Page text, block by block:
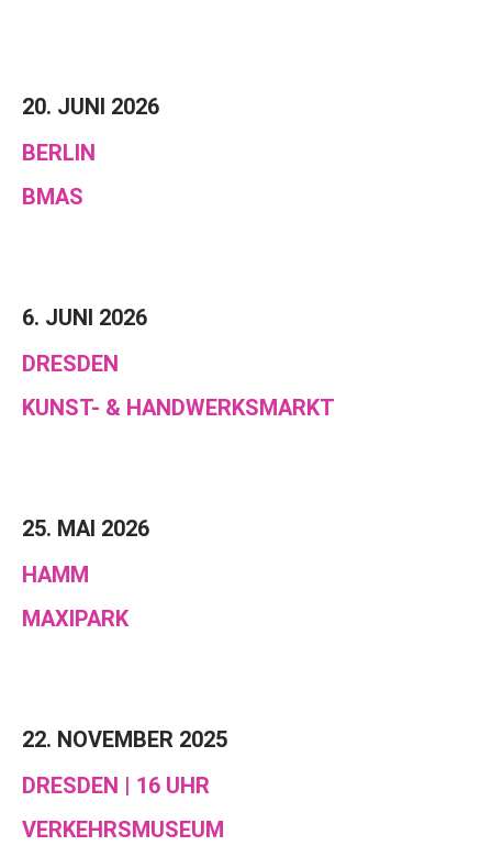
20. JUNI 2026
BERLIN
BMAS
6. JUNI 2026
DRESDEN
KUNST- & HANDWERKSMARKT
25. MAI 2026
HAMM
MAXIPARK
22. NOVEMBER 2025
DRESDEN | 16 UHR
VERKEHRSMUSEUM